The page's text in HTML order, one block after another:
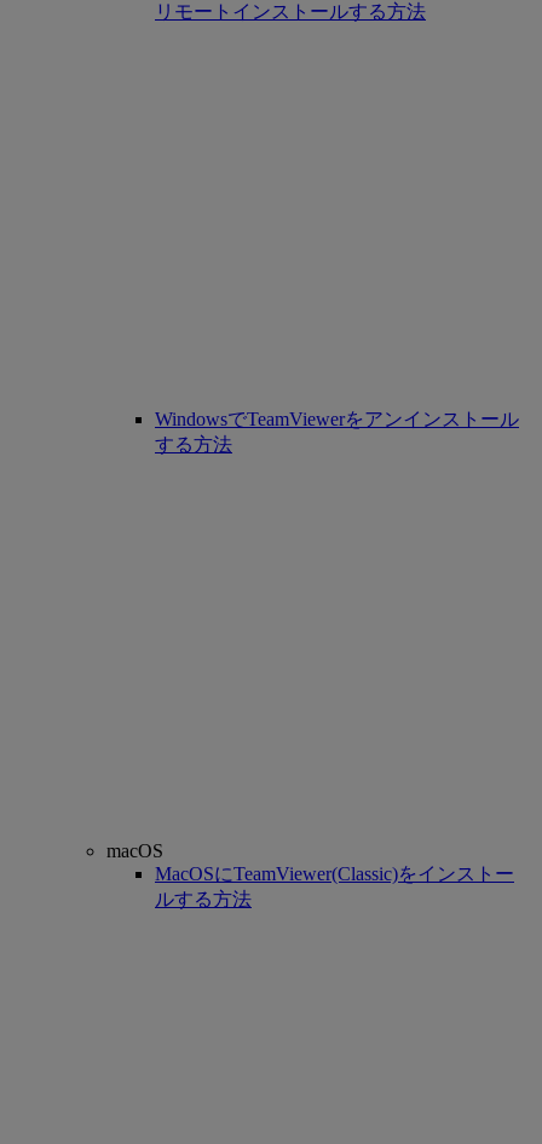
リモートインストールする方法
WindowsでTeamViewerをアンインストール
する方法
macOS
MacOSにTeamViewer(Classic)をインストー
ルする方法